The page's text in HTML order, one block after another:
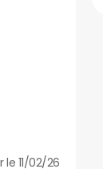
le 11/02/26